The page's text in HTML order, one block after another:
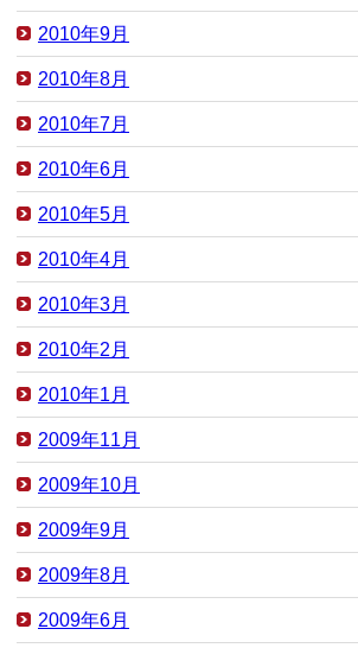
2010年9月
2010年8月
2010年7月
2010年6月
2010年5月
2010年4月
2010年3月
2010年2月
2010年1月
2009年11月
2009年10月
2009年9月
2009年8月
2009年6月